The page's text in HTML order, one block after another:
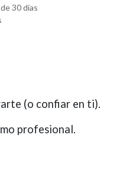
30 días
(o confiar en ti).
profesional.